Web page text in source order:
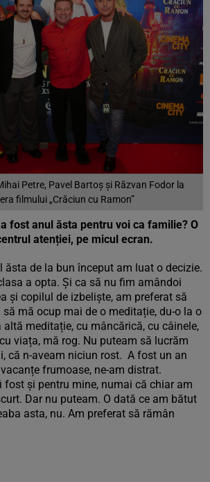
Petre, Pavel Bartoș și Răzvan Fodor la
filmului „Crăciun cu Ramon”
fost anul ăsta pentru voi ca familie? O
atenției, pe micul ecran.
ăsta de la bun început am luat o decizie.
a opta. Și ca să nu fim amândoi
și copilul de izbeliște, am preferat să
mă ocup mai de o meditație, du-o la o
altă meditație, cu mâncărică, cu câinele,
viața, mă rog. Nu puteam să lucrăm
că n-aveam niciun rost. A fost un an
frumoase, ne-am distrat.
fost și pentru mine, numai că chiar am
Dar nu puteam. O dată ce am bătut
asta, nu. Am preferat să rămân